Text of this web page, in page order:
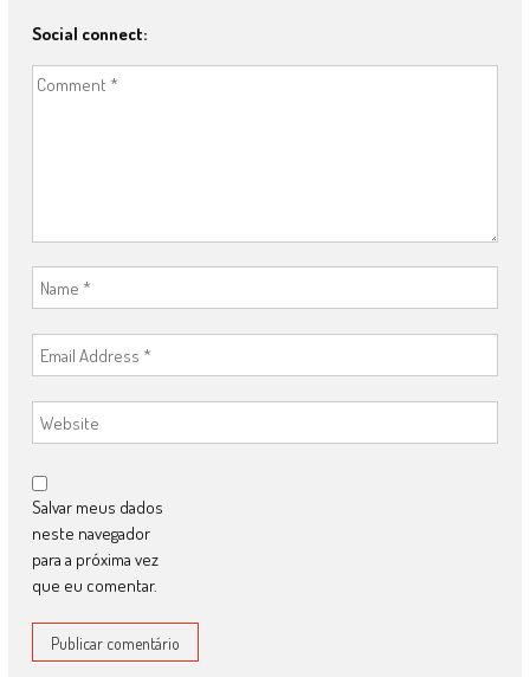
Social connect:
Salvar meus dados
neste navegador
para a próxima vez
que eu comentar.